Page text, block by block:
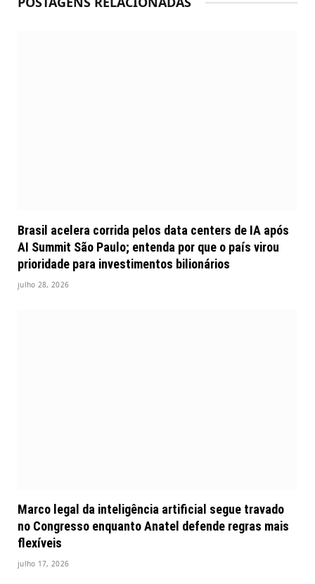
Brasil acelera corrida pelos data centers de IA após
AI Summit São Paulo; entenda por que o país virou
prioridade para investimentos bilionários
julho 28, 2026
Marco legal da inteligência artificial segue travado
no Congresso enquanto Anatel defende regras mais
flexíveis
julho 17, 2026